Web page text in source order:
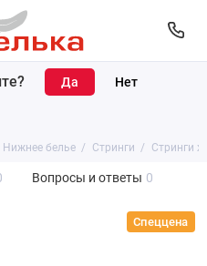
?
Нижнее белье Стринги Стринги
Вопросы и ответы 0
Спеццена